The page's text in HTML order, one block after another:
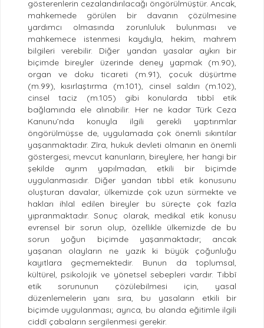
gösterenlerin cezalandırılacağı öngörülmüştür. Ancak,
mahkemede görülen bir davanın çözülmesine
yardımcı olmasında zorunluluk bulunması ve
mahkemece istenmesi kaydıyla, hekim, mahrem
bilgileri verebilir. Diğer yandan yasalar aykırı bir
biçimde bireyler üzerinde deney yapmak (m.90),
organ ve doku ticareti (m.91), çocuk düşürtme
(m.99), kısırlaştırma (m.101), cinsel saldırı (m.102),
cinsel taciz (m.105) gibi konularda tıbbî etik
bağlamında ele alınabilir. Her ne kadar Türk Ceza
Kanunu’nda konuyla ilgili gerekli yaptırımlar
öngörülmüşse de, uygulamada çok önemli sıkıntılar
yaşanmaktadır. Zîra, hukuk devleti olmanın en önemli
göstergesi; mevcut kanunların, bireylere, her hangi bir
şekilde ayrım yapılmadan, etkili bir biçimde
uygulanmasıdır. Diğer yandan tıbbî etik konusunu
oluşturan davalar, ülkemizde çok uzun sürmekte ve
hakları ihlal edilen bireyler bu süreçte çok fazla
yıpranmaktadır. Sonuç olarak, medikal etik konusu
evrensel bir sorun olup, özellikle ülkemizde de bu
sorun yoğun biçimde yaşanmaktadır; ancak
yaşanan olayların ne yazık ki büyük çoğunluğu
kayıtlara geçmemektedir. Bunun da toplumsal,
kültürel, psikolojik ve yönetsel sebepleri vardır. Tıbbî
etik sorununun çözülebilmesi için, yasal
düzenlemelerin yanı sıra, bu yasaların etkili bir
biçimde uygulanması; ayrıca, bu alanda eğitimle ilgili
ciddî çabaların sergilenmesi gerekir.